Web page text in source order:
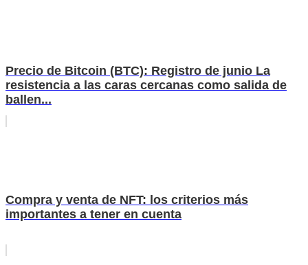
Precio de Bitcoin (BTC): Registro de junio La
resistencia a las caras cercanas como salida de
ballen...
Compra y venta de NFT: los criterios más
importantes a tener en cuenta